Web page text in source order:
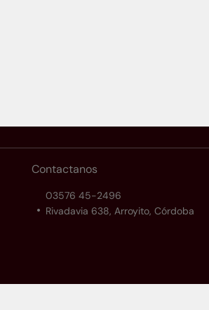
Contactanos
03576 45-2496
Rivadavia 638, Arroyito, Córdoba